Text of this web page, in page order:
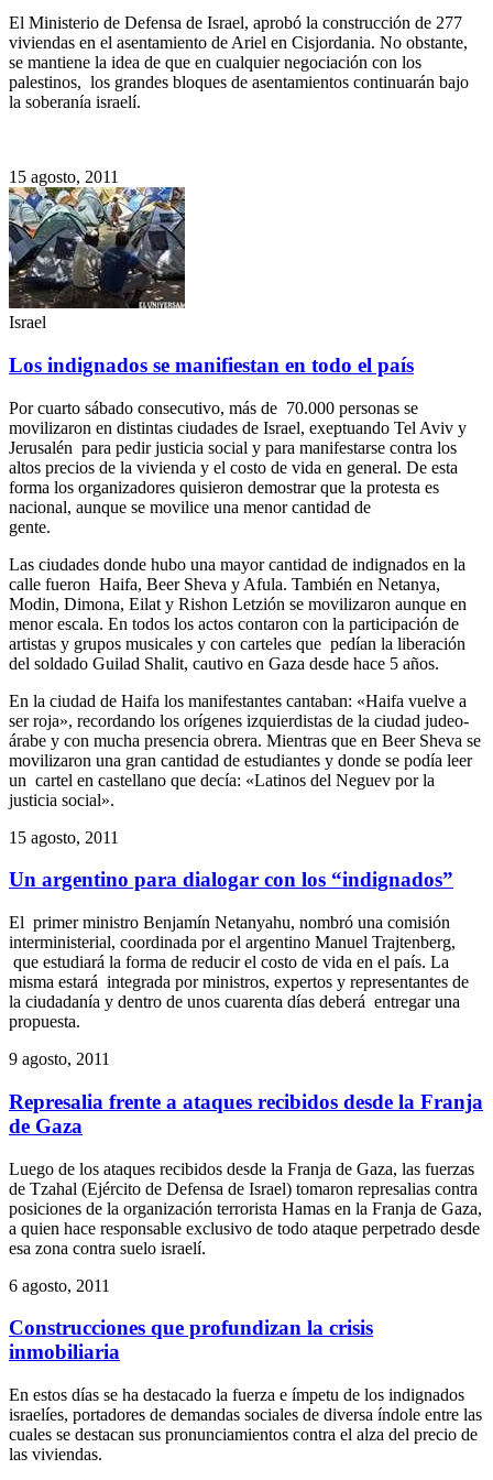
El Ministerio de Defensa de Israel, aprobó la construcción de 277
viviendas en el asentamiento de Ariel en Cisjordania. No obstante,
se mantiene la idea de que en cualquier negociación con los
palestinos, los grandes bloques de asentamientos continuarán bajo
la soberanía israelí.
15 agosto, 2011
Israel
Los indignados se manifiestan en todo el país
Por cuarto sábado consecutivo, más de 70.000 personas se
movilizaron en distintas ciudades de Israel, exeptuando Tel Aviv y
Jerusalén para pedir justicia social y para manifestarse contra los
altos precios de la vivienda y el costo de vida en general. De esta
forma los organizadores quisieron demostrar que la protesta es
nacional, aunque se movilice una menor cantidad de
gente.
Las ciudades donde hubo una mayor cantidad de indignados en la
calle fueron Haifa, Beer Sheva y Afula. También en Netanya,
Modin, Dimona, Eilat y Rishon Letzión se movilizaron aunque en
menor escala. En todos los actos contaron con la participación de
artistas y grupos musicales y con carteles que pedían la liberación
del soldado Guilad Shalit, cautivo en Gaza desde hace 5 años.
En la ciudad de Haifa los manifestantes cantaban: «Haifa vuelve a
ser roja», recordando los orígenes izquierdistas de la ciudad judeo-
árabe y con mucha presencia obrera. Mientras que en Beer Sheva se
movilizaron una gran cantidad de estudiantes y donde se podía leer
un cartel en castellano que decía: «Latinos del Neguev por la
justicia social».
15 agosto, 2011
Un argentino para dialogar con los “indignados”
El primer ministro Benjamín Netanyahu, nombró una comisión
interministerial, coordinada por el argentino Manuel Trajtenberg,
que estudiará la forma de reducir el costo de vida en el país. La
misma estará integrada por ministros, expertos y representantes de
la ciudadanía y dentro de unos cuarenta días deberá entregar una
propuesta.
9 agosto, 2011
Represalia frente a ataques recibidos desde la Franja
de Gaza
Luego de los ataques recibidos desde la Franja de Gaza, las fuerzas
de Tzahal (Ejército de Defensa de Israel) tomaron represalias contra
posiciones de la organización terrorista Hamas en la Franja de Gaza,
a quien hace responsable exclusivo de todo ataque perpetrado desde
esa zona contra suelo israelí.
6 agosto, 2011
Construcciones que profundizan la crisis
inmobiliaria
En estos días se ha destacado la fuerza e ímpetu de los indignados
israelíes, portadores de demandas sociales de diversa índole entre las
cuales se destacan sus pronunciamientos contra el alza del precio de
las viviendas.